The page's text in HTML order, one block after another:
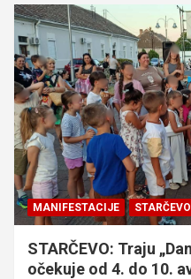
MANIFESTACIJE STARČEVO
STARČEVO: Traju
očekuje od 4. do 10.